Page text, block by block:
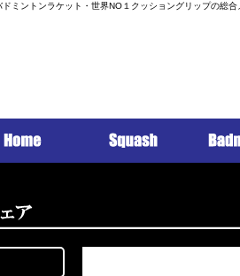
ミントンラケット・世界NO１クッショングリップの総